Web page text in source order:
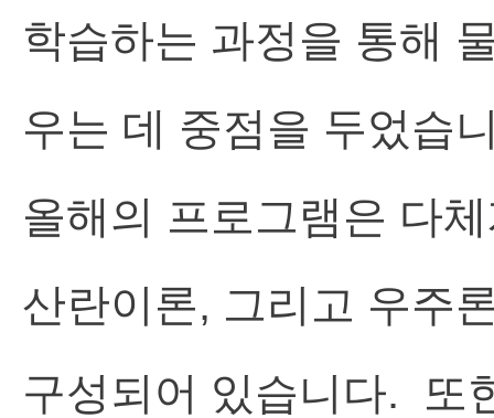
학습하는 과정을 통해
우는 데 중점을 두었습
올해의 프로그램은 다
산란이론, 그리고 우주
구성되어 있습니다. 또